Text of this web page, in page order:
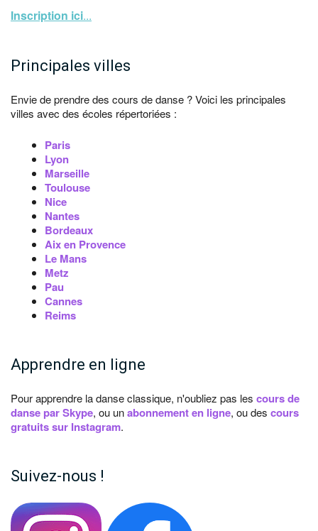
Inscription ici...
Principales villes
Envie de prendre des cours de danse ? Voici les principales
villes avec des écoles répertoriées :
Paris
Lyon
Marseille
Toulouse
Nice
Nantes
Bordeaux
Aix en Provence
Le Mans
Metz
Pau
Cannes
Reims
Apprendre en ligne
Pour apprendre la danse classique, n'oubliez pas les cours de
danse par Skype, ou unabonnement en ligne, ou des cours
gratuits sur Instagram.
Suivez-nous !